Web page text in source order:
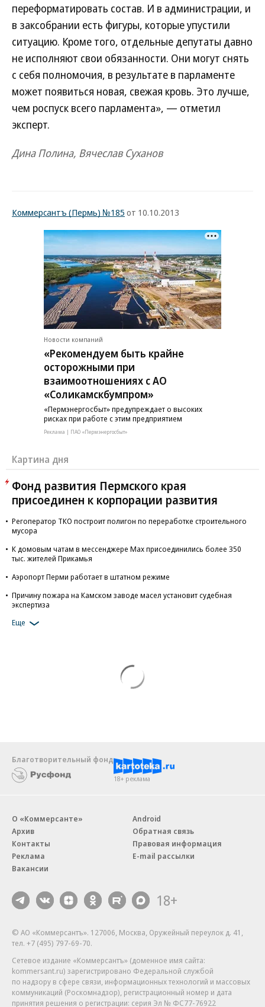
переформатировать состав. И в администрации, и
в зак­собрании есть фигуры, которые упустили
ситуацию. Кроме того, отдельные депутаты давно
не исполняют свои обязанности. Они могут снять
с себя полномочия, в результате в парламенте
может появиться новая, свежая кровь. Это лучше,
чем роспуск всего парламента», — отметил
эксперт.
Дина Полина, Вячеслав Суханов
Коммерсантъ (Пермь) №185 от 10.10.2013
Новости компаний
«Рекомендуем быть крайне
осторожными при
взаимоотношениях с АО
«Соликамскбумпром»
«Пермэнергосбыт» предупреждает о высоких
рисках при работе с этим предприятием
Реклама | ПАО «Пермэнергосбыт»
Картина дня
Фонд развития Пермского края
присоединен к корпорации развития
Регоператор ТКО построит полигон по переработке строительного
мусора
К домовым чатам в мессенджере Max присоединились более 350
тыс. жителей Прикамья
Аэропорт Перми работает в штатном режиме
Причину пожара на Камском заводе масел установит судебная
экспертиза
Еще
Благотворительный фонд
18+ реклама
О «Коммерсанте»
Архив
Контакты
Реклама
Вакансии
Android
Обратная связь
Правовая информация
E-mail рассылки
18+
© АО «Коммерсантъ». 127006, Москва, Оружейный переулок д. 41,
тел. +7 (495) 797-69-70.
Сетевое издание «Коммерсантъ» (доменное имя сайта:
kommersant.ru) зарегистрировано Федеральной службой
по надзору в сфере связи, информационных технологий и массовых
коммуникаций (Роскомнадзор), регистрационный номер и дата
принятия решения о регистрации: серия Эл № ФС77-76922